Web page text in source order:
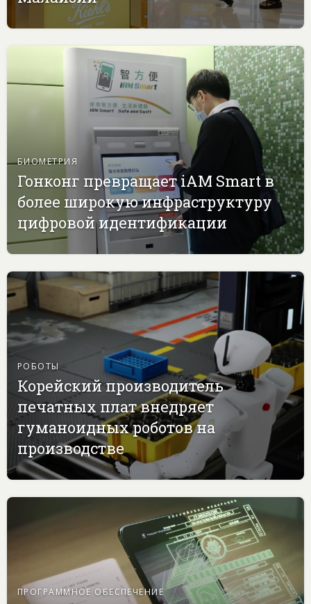
БИОМЕТРИЯ
Гонконг превращает iAM Smart в
более широкую инфраструктуру
цифровой идентификации
РОБОТЫ
Корейский производитель
печатных плат внедряет
гуманоидных роботов на
производстве
ПРОГРАММНОЕ ОБЕСПЕЧЕНИЕ